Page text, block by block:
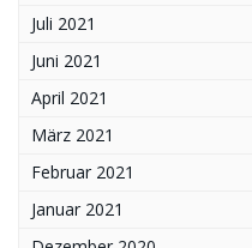
Juli 2021
Juni 2021
April 2021
März 2021
Februar 2021
Januar 2021